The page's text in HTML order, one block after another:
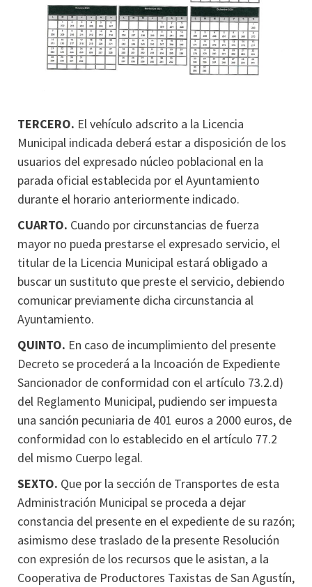
TERCERO. El vehículo adscrito a la Licencia
Municipal indicada deberá estar a disposición de los
usuarios del expresado núcleo poblacional en la
parada oficial establecida por el Ayuntamiento
durante el horario anteriormente indicado.
CUARTO. Cuando por circunstancias de fuerza
mayor no pueda prestarse el expresado servicio, el
titular de la Licencia Municipal estará obligado a
buscar un sustituto que preste el servicio, debiendo
comunicar previamente dicha circunstancia al
Ayuntamiento.
QUINTO. En caso de incumplimiento del presente
Decreto se procederá a la Incoación de Expediente
Sancionador de conformidad con el artículo 73.2.d)
del Reglamento Municipal, pudiendo ser impuesta
una sanción pecuniaria de 401 euros a 2000 euros, de
conformidad con lo establecido en el artículo 77.2
del mismo Cuerpo legal.
SEXTO. Que por la sección de Transportes de esta
Administración Municipal se proceda a dejar
constancia del presente en el expediente de su razón;
asimismo dese traslado de la presente Resolución
con expresión de los recursos que le asistan, a la
Cooperativa de Productores Taxistas de San Agustín,